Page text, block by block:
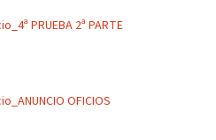
PRUEBA 2ª PARTE
OFICIOS